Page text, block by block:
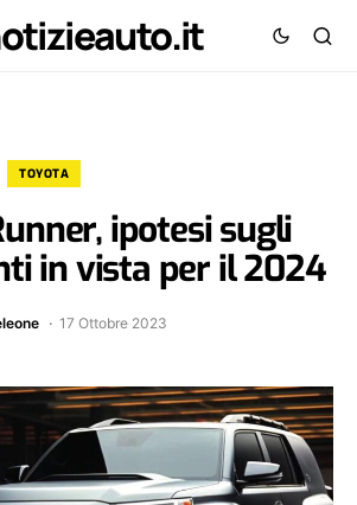
TOYOTA
ipotesi sugli
in vista per il 2024
17 Ottobre 2023